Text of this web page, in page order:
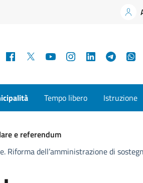
Facebook YouTubeInstagramLinkedIn
Tempo libero Istruzione
e referendum
Riforma dell’amministrazione di